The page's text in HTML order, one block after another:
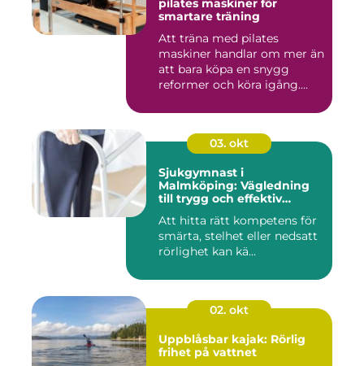
pilates maskiner för
smartare träning
Att träna med pilates
maskiner handlar om mer än
att bara köpa en snygg
reformer och köra igång.
03. okt
Sjukgymnast i
Malmköping: Vägledning
till trygg och effektiv
Att hitta rätt kompetens för
smärta, stelhet eller nedsatt
rörlighet kan kä...
02. okt
Uppblåsbar kajak: Rörlig
frihet på vattnet